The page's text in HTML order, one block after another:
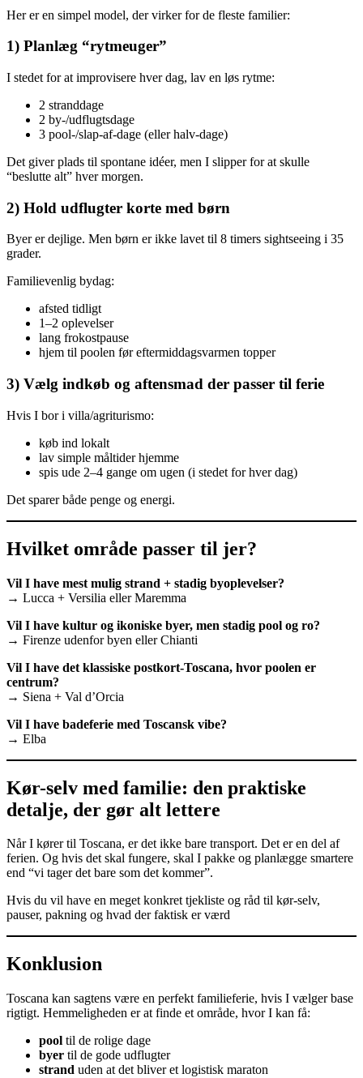
Her er en simpel model, der virker for de fleste familier:
1) Planlæg “rytmeuger”
I stedet for at improvisere hver dag, lav en løs rytme:
2 stranddage
2 by-/udflugtsdage
3 pool-/slap-af-dage (eller halv-dage)
Det giver plads til spontane idéer, men I slipper for at skulle
“beslutte alt” hver morgen.
2) Hold udflugter korte med børn
Byer er dejlige. Men børn er ikke lavet til 8 timers sightseeing i 35
grader.
Familievenlig bydag:
afsted tidligt
1–2 oplevelser
lang frokostpause
hjem til poolen før eftermiddagsvarmen topper
3) Vælg indkøb og aftensmad der passer til ferie
Hvis I bor i villa/agriturismo:
køb ind lokalt
lav simple måltider hjemme
spis ude 2–4 gange om ugen (i stedet for hver dag)
Det sparer både penge og energi.
Hvilket område passer til jer?
Vil I have mest mulig strand + stadig byoplevelser?
→ Lucca + Versilia eller Maremma
Vil I have kultur og ikoniske byer, men stadig pool og ro?
→ Firenze udenfor byen eller Chianti
Vil I have det klassiske postkort-Toscana, hvor poolen er
centrum?
→ Siena + Val d’Orcia
Vil I have badeferie med Toscansk vibe?
→ Elba
Kør-selv med familie: den praktiske
detalje, der gør alt lettere
Når I kører til Toscana, er det ikke bare transport. Det er en del af
ferien. Og hvis det skal fungere, skal I pakke og planlægge smartere
end “vi tager det bare som det kommer”.
Hvis du vil have en meget konkret tjekliste og råd til kør-selv,
pauser, pakning og hvad der faktisk er værd
Konklusion
Toscana kan sagtens være en perfekt familieferie, hvis I vælger base
rigtigt. Hemmeligheden er at finde et område, hvor I kan få:
pool til de rolige dage
byer til de gode udflugter
strand uden at det bliver et logistisk maraton